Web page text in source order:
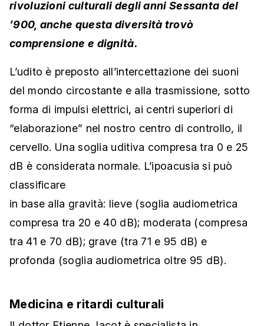
rivoluzioni culturali degli anni Sessanta del
’900, anche questa diversità trovò
comprensione e dignità.
L’udito è preposto all’intercettazione dei suoni
del mondo circostante e alla trasmissione, sotto
forma di impulsi elettrici, ai centri superiori di
“elaborazione” nel nostro centro di controllo, il
cervello. Una soglia uditiva compresa tra 0 e 25
dB è considerata normale. L’ipoacusia si può
classificare
in base alla gravità: lieve (soglia audiometrica
compresa tra 20 e 40 dB); moderata (compresa
tra 41 e 70 dB); grave (tra 71 e 95 dB) e
profonda (soglia audiometrica oltre 95 dB).
Medicina e ritardi culturali